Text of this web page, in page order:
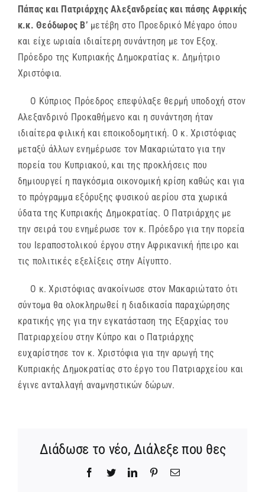
Πάπας και Πατριάρχης Αλεξανδρείας και πάσης Αφρικής
κ.κ. Θεόδωρος Β’ μετέβη στο Προεδρικό Μέγαρο όπου
και είχε ωριαία ιδιαίτερη συνάντηση με τον Εξοχ.
Πρόεδρο της Κυπριακής Δημοκρατίας κ. Δημήτριο
Χριστόφια.
Ο Κύπριος Πρόεδρος επεφύλαξε θερμή υποδοχή στον
Αλεξανδρινό Προκαθήμενο και η συνάντηση ήταν
ιδιαίτερα φιλική και εποικοδομητική. Ο κ. Χριστόφιας
μεταξύ άλλων ενημέρωσε τον Μακαριώτατο για την
πορεία του Κυπριακού, και της προκλήσεις που
δημιουργεί η παγκόσμια οικονομική κρίση καθώς και για
το πρόγραμμα εξόρυξης φυσικού αερίου στα χωρικά
ύδατα της Κυπριακής Δημοκρατίας. Ο Πατριάρχης με
την σειρά του ενημέρωσε τον κ. Πρόεδρο για την πορεία
του Ιεραποστολικού έργου στην Αφρικανική ήπειρο και
τις πολιτικές εξελίξεις στην Αίγυπτο.
Ο κ. Χριστόφιας ανακοίνωσε στον Μακαριώτατο ότι
σύντομα θα ολοκληρωθεί η διαδικασία παραχώρησης
κρατικής γης για την εγκατάσταση της Εξαρχίας του
Πατριαρχείου στην Κύπρο και ο Πατριάρχης
ευχαρίστησε τον κ. Χριστόφια για την αρωγή της
Κυπριακής Δημοκρατίας στο έργο του Πατριαρχείου και
έγινε ανταλλαγή αναμνηστικών δώρων.
Διάδωσε το νέο, Διάλεξε που θες
Facebook
TwitterLinkedInPinterestEmail